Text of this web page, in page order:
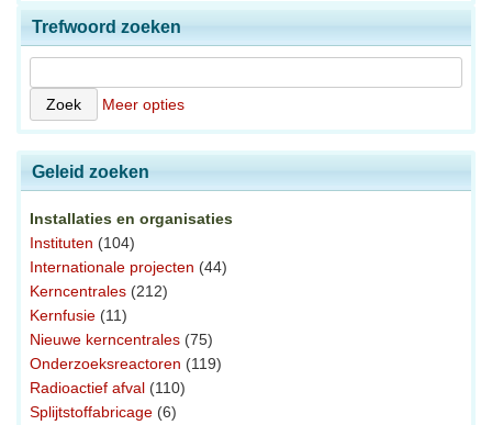
Trefwoord zoeken
Meer opties
Geleid zoeken
Installaties en organisaties
Instituten (104)
Internationale projecten (44)
Kerncentrales (212)
Kernfusie (11)
Nieuwe kerncentrales (75)
Onderzoeksreactoren (119)
Radioactief afval (110)
Splijtstoffabricage (6)